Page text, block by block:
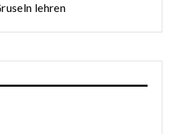
lehren